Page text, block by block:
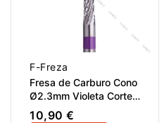
F-Freza
Fresa de Carburo Cono
Ø2.3mm Violeta Corte
Cruzado LT 14.0mm
10,90 €